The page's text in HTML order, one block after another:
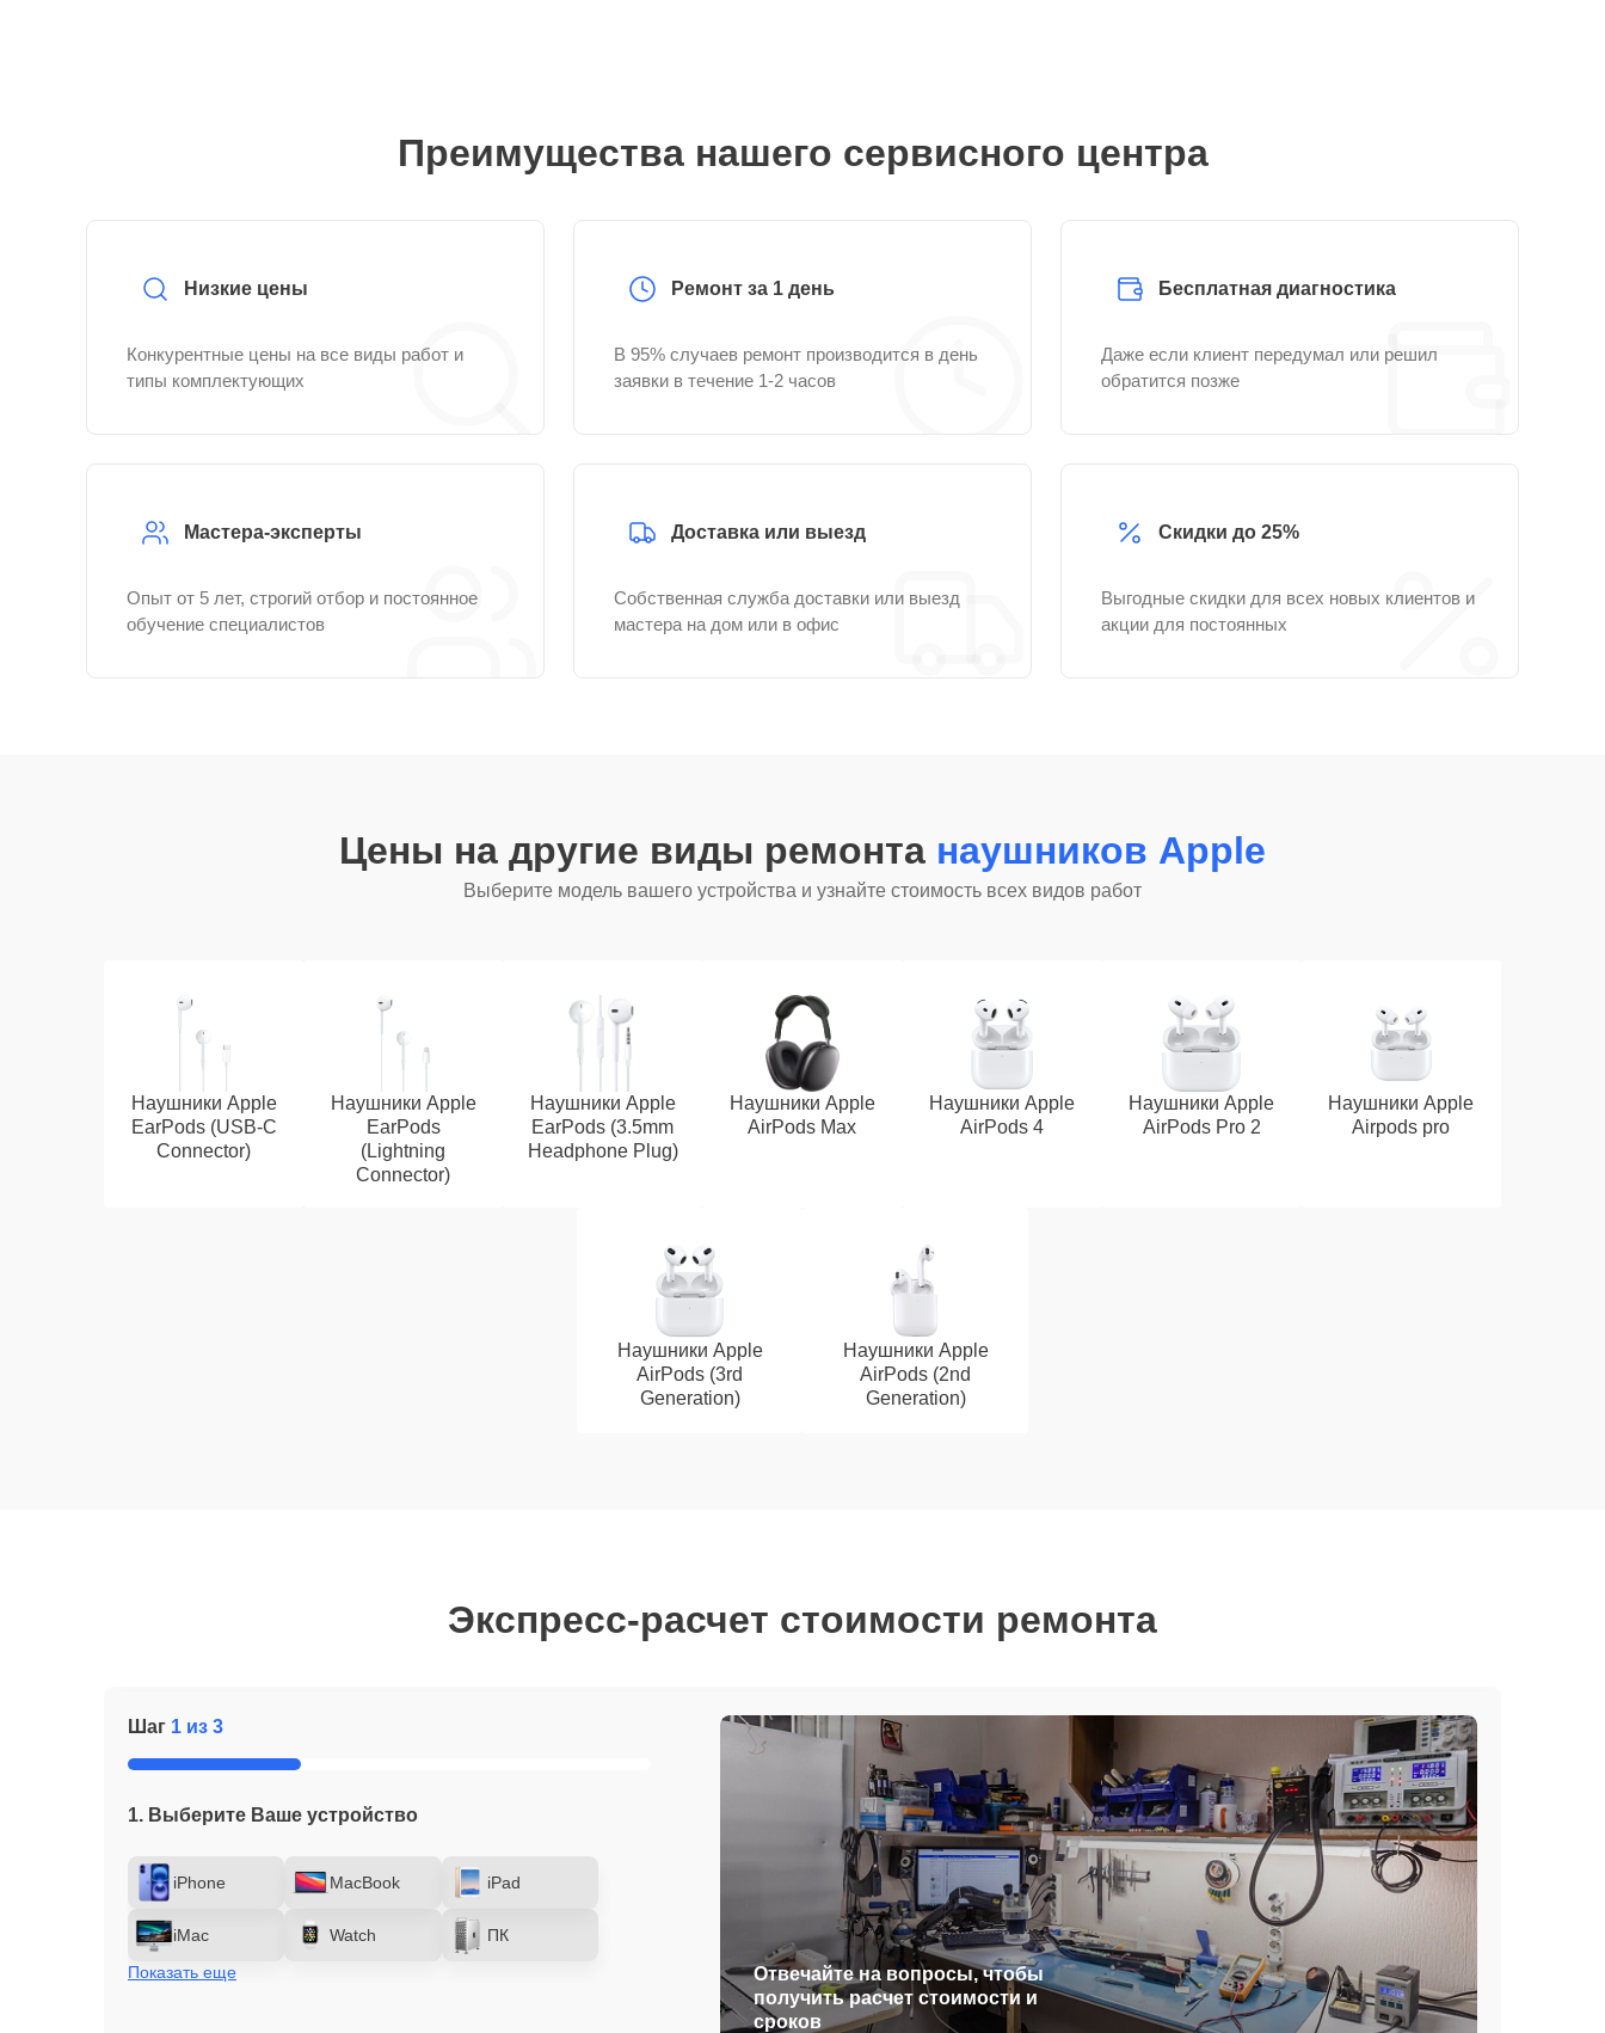
Преимущества нашего сервисного центра
Низкие цены
Конкурентные цены на все виды работ и
типы комплектующих
Ремонт за 1 день
В 95% случаев ремонт производится в день
заявки в течение 1-2 часов
Бесплатная диагностика
Даже если клиент передумал или решил
обратится позже
Мастера-эксперты
Опыт от 5 лет, строгий отбор и постоянное
обучение специалистов
Доставка или выезд
Собственная служба доставки или выезд
мастера на дом или в офис
Скидки до 25%
Выгодные скидки для всех новых клиентов и
акции для постоянных
Цены на другие виды ремонта наушников Apple
Выберите модель вашего устройства и узнайте стоимость всех видов работ
Наушники Apple
EarPods (USB-C
Connector)
Наушники Apple
EarPods
(Lightning
Connector)
Наушники Apple
EarPods (3.5mm
Headphone Plug)
Наушники Apple
AirPods Max
Наушники Apple
AirPods 4
Наушники Apple
AirPods Pro 2
Наушники Apple
Airpods pro
Наушники Apple
AirPods (3rd
Generation)
Наушники Apple
AirPods (2nd
Generation)
Экспресс-расчет стоимости ремонта
Шаг 1 из 3
1. Выберите Ваше устройство
iPhone MacBook iPad
iMac Watch
ПК
Показать еще
Отвечайте на вопросы, чтобы
получить расчет стоимости и
сроков